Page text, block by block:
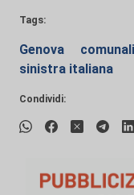
Tags:
Genova comunali
sinistra italiana
Condividi: